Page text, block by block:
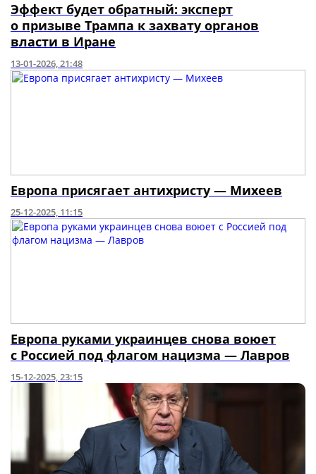
Эффект будет обратный: эксперт
о призыве Трампа к захвату органов
власти в Иране
13-01-2026, 21:48
Европа присягает антихристу — Михеев
25-12-2025, 11:15
Европа руками украинцев снова воюет
с Россией под флагом нацизма — Лавров
15-12-2025, 23:15